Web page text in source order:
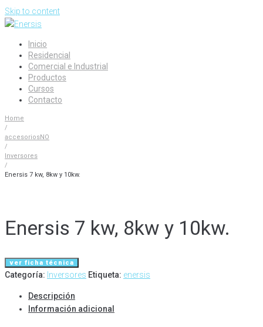
Skip to content
Inicio
Residencial
Comercial e Industrial
Productos
Cursos
Contacto
Home
/
accesoriosNO
/
Inversores
/
Enersis 7 kw, 8kw y 10kw.
Enersis 7 kw, 8kw y 10kw.
ver ficha técnica
Categoría: Inversores Etiqueta: enersis
Descripción
Información adicional